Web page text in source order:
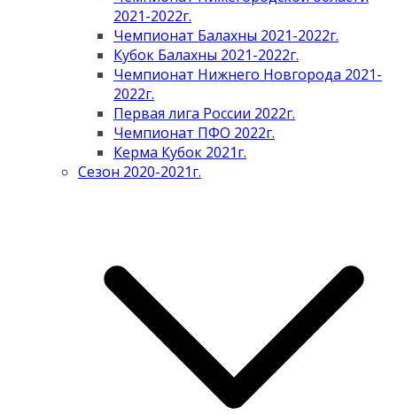
2021-2022г.
Чемпионат Балахны 2021-2022г.
Кубок Балахны 2021-2022г.
Чемпионат Нижнего Новгорода 2021-
2022г.
Первая лига России 2022г.
Чемпионат ПФО 2022г.
Керма Кубок 2021г.
Сезон 2020-2021г.